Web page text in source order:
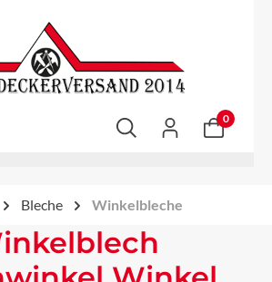
0
Bleche Winkelbleche